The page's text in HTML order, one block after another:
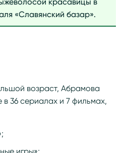
«Славянский базар».
возраст, Абрамова
в 36 сериалах и 7 фильмах,